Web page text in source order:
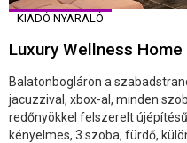
KIADÓ NYARALÓ
Luxury Wellness
Balatonbogláron a
jacuzzival, xbox-al, minden
redőnyökkel felszerelt
kényelmes, 3 szoba, fürdő, külön